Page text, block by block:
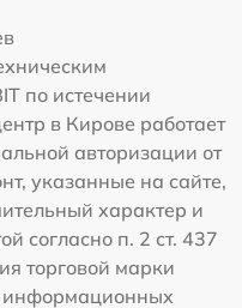
по истечении
в Кирове работает
авторизации от
указанные на сайте,
характер и
согласно п. 2 ст. 437
торговой марки
информационных